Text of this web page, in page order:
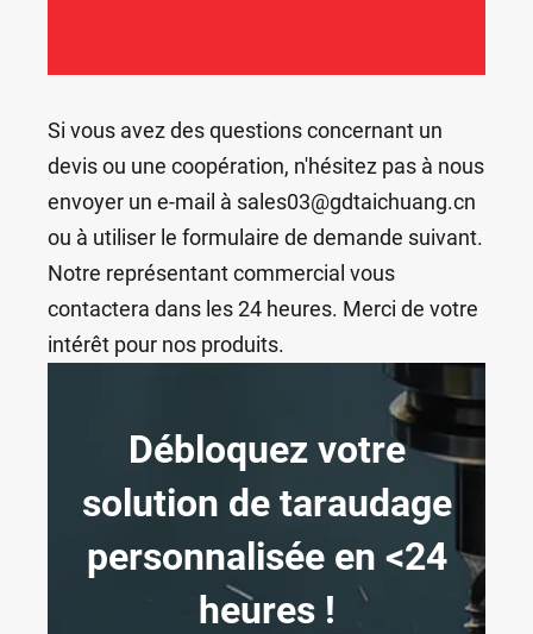
Si vous avez des questions concernant un
devis ou une coopération, n'hésitez pas à nous
envoyer un e-mail à sales03@gdtaichuang.cn
ou à utiliser le formulaire de demande suivant.
Notre représentant commercial vous
contactera dans les 24 heures. Merci de votre
intérêt pour nos produits.
Débloquez votre
solution de taraudage
personnalisée en <24
heures !